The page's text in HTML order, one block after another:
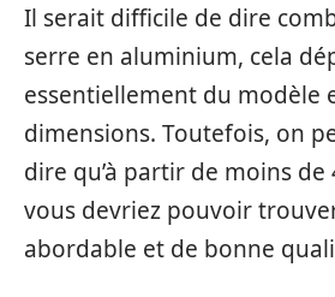
Il serait difficile de dire
serre en aluminium, cela
essentiellement du modèle
dimensions. Toutefois, on
dire qu’à partir de moins de
vous devriez pouvoir
abordable et de bonne